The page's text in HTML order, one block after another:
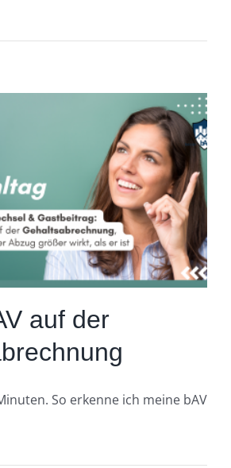
auf der
So erkenne ich meine bAV